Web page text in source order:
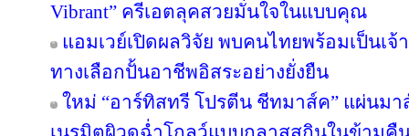
Vibrant” ครีเอตลุคสวยมั่นใจในแบบคุณ
แอมเวย์เปิดผลวิจัย พบคนไทยพร้อมเป็นเ
ทางเลือกปั้นอาชีพอิสระอย่างยั่งยืน
ใหม่ “อาร์ทิสทรี โปรตีน ชีทมาส์ค” แผ่นม